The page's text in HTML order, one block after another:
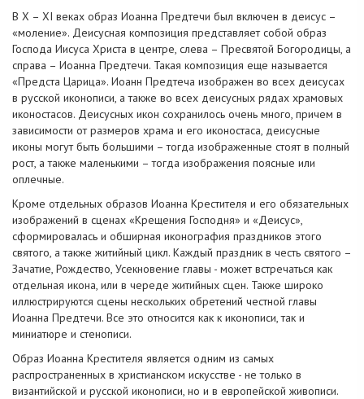
В X – XI веках образ Иоанна Предтечи был включен в деисус –
«моление». Деисусная композиция представляет собой образ
Господа Иисуса Христа в центре, слева – Пресвятой Богородицы, а
справа – Иоанна Предтечи. Такая композиция еще называется
«Предста Царица». Иоанн Предтеча изображен во всех деисусах
в русской иконописи, а также во всех деисусных рядах храмовых
иконостасов. Деисусных икон сохранилось очень много, причем в
зависимости от размеров храма и его иконостаса, деисусные
иконы могут быть большими – тогда изображенные стоят в полный
рост, а также маленькими – тогда изображения поясные или
оплечные.
Кроме отдельных образов Иоанна Крестителя и его обязательных
изображений в сценах «Крещения Господня» и «Деисус»,
сформировалась и обширная иконография праздников этого
святого, а также житийный цикл. Каждый праздник в честь святого –
Зачатие, Рождество, Усекновение главы - может встречаться как
отдельная икона, или в череде житийных сцен. Также широко
иллюстрируются сцены нескольких обретений честной главы
Иоанна Предтечи. Все это относится как к иконописи, так и
миниатюре и стенописи.
Образ Иоанна Крестителя является одним из самых
распространенных в христианском искусстве - не только в
византийской и русской иконописи, но и в европейской живописи.